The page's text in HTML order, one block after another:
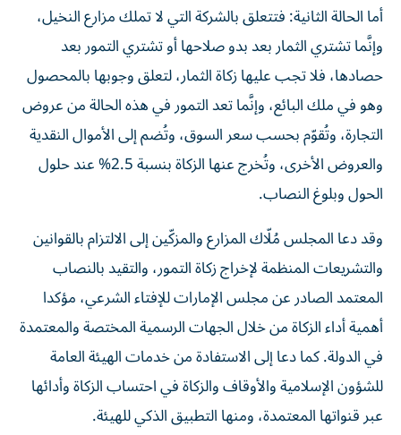
أما الحالة الثانية: فتتعلق بالشركة التي لا تملك مزارع النخيل،
وإنَّما تشتري الثمار بعد بدو صلاحها أو تشتري التمور بعد
حصادها، فلا تجب عليها زكاة الثمار، لتعلق وجوبها بالمحصول
وهو في ملك البائع، وإنَّما تعد التمور في هذه الحالة من عروض
التجارة، وتُقوّم بحسب سعر السوق، وتُضم إلى الأموال النقدية
والعروض الأخرى، وتُخرج عنها الزكاة بنسبة 2.5% عند حلول
الحول وبلوغ النصاب.
وقد دعا المجلس مُلّاك المزارع والمزكّين إلى الالتزام بالقوانين
والتشريعات المنظمة لإخراج زكاة التمور، والتقيد بالنصاب
المعتمد الصادر عن مجلس الإمارات للإفتاء الشرعي، مؤكدا
أهمية أداء الزكاة من خلال الجهات الرسمية المختصة والمعتمدة
في الدولة. كما دعا إلى الاستفادة من خدمات الهيئة العامة
للشؤون الإسلامية والأوقاف والزكاة في احتساب الزكاة وأدائها
عبر قنواتها المعتمدة، ومنها التطبيق الذكي للهيئة.